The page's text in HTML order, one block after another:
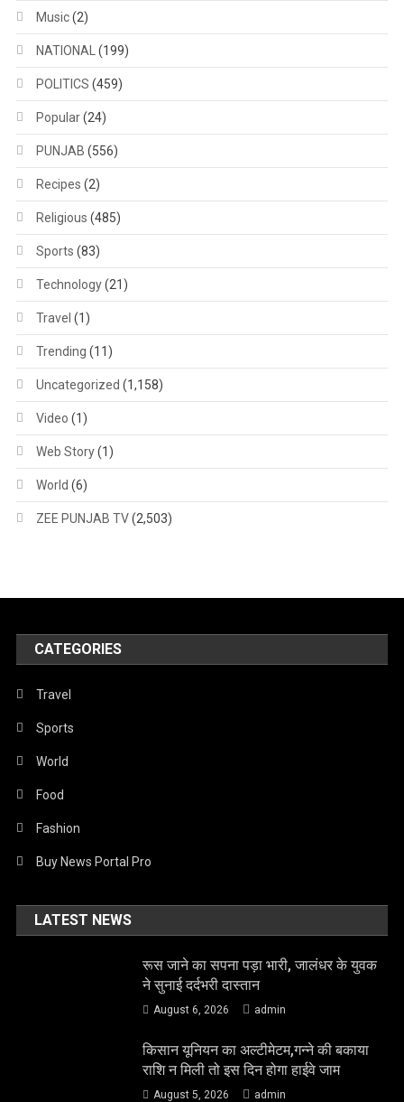
Music(2)
NATIONAL (199)
POLITICS (459)
Popular(24)
PUNJAB (556)
Recipes (2)
Religious (485)
Sports (83)
Technology(21)
Travel (1)
Trending (11)
Uncategorized (1,158)
Video (1)
Web Story(1)
World (6)
ZEE PUNJAB TV(2,503)
CATEGORIES
Travel
Sports
World
Food
Fashion
Buy News Portal Pro
LATEST NEWS
रूस जाने का सपना पड़ा भारी, जालंधर के युवक
ने सुनाई दर्दभरी दास्तान
August 6, 2026 admin
किसान यूनियन का अल्टीमेटम,गन्ने की बकाया
राशि न मिली तो इस दिन होगा हाईवे जाम
August 5, 2026 admin